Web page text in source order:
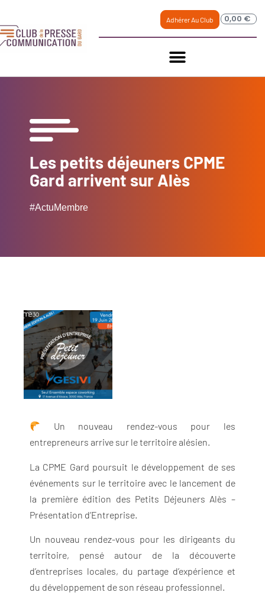
Adhérer Au Club 0,00 €
Les petits déjeuners CPME
Gard arrivent sur Alès
#ActuMembre
Un nouveau rendez-vous pour les
entrepreneurs arrive sur le territoire alésien.
La CPME Gard poursuit le développement de ses
événements sur le territoire avec le lancement de
la première édition des Petits Déjeuners Alès –
Présentation d’Entreprise.
Un nouveau rendez-vous pour les dirigeants du
territoire, pensé autour de la découverte
d’entreprises locales, du partage d’expérience et
du développement de son réseau professionnel.